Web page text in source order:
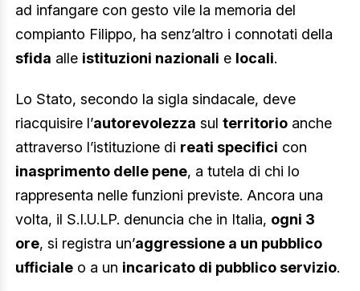
ad infangare con gesto vile la memoria del
compianto Filippo, ha senz’altro i connotati della
sfida alle istituzioni nazionali e locali.
Lo Stato, secondo la sigla sindacale, deve
riacquisire l’autorevolezza sul territorio anche
attraverso l’istituzione di reati specifici con
inasprimento delle pene, a tutela di chi lo
rappresenta nelle funzioni previste. Ancora una
volta, il S.I.U.LP. denuncia che in Italia, ogni 3
ore, si registra un’aggressione a un pubblico
ufficiale o a un incaricato di pubblico servizio.